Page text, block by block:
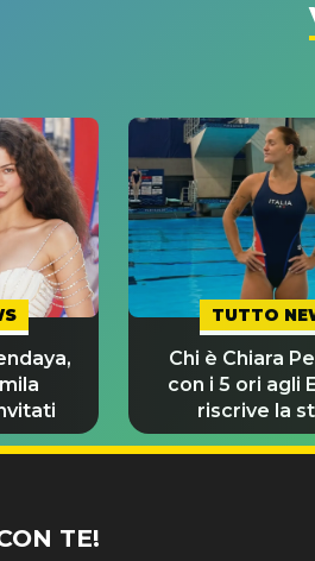
TUTTO
Chi è Chiara
con i 5 ori agli
riscrive la
TE!